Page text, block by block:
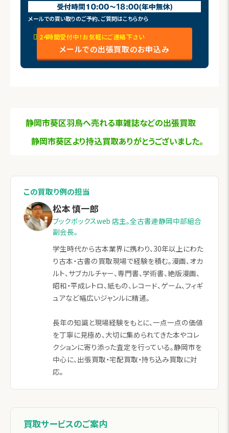
メールでの買い取りのご予約、ご質問はこちらから
24時間受付中！お気軽にご連絡下さい
メールでの出張買取のお申込み
静岡市葵区羽鳥へ売れる車雑誌などの出張買取
静岡市葵区より持込買取ありがとうございました。
この買取り例の担当
松本 慎一郎
ブックボックスweb 店主。全古書連静岡中部組合
副会長。
学生時代から古本業界に携わり、30年以上にわた
り古本・古書の買取現場で経験を積む。漫画、オカ
ルト、サブカルチャー、専門書、学術書、絶版漫画、
昭和・平成レトロ、紙もの、レコード、ゲーム、フィギ
ュアなど幅広いジャンルに精通。
長年の知識と現場経験をもとに、一点一点の価値
を丁寧に見極め、大切に集められてきた本やコレ
クションに寄り添った査定を行っている。静岡市を
中心に、出張買取・宅配買取・持ち込み買取に対
応。
買取サービスのご案内